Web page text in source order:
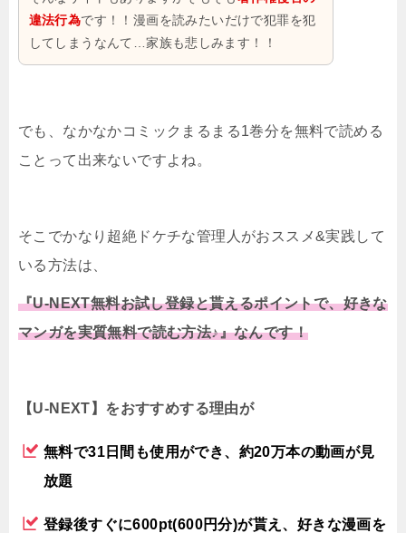
違法行為です！！漫画を読みたいだけで犯罪を犯
してしまうなんて…家族も悲しみます！！
でも、なかなかコミックまるまる1巻分を無料で読める
ことって出来ないですよね。
そこでかなり超絶ドケチな管理人がおススメ&実践して
いる方法は、
『U-NEXT無料お試し登録と貰えるポイントで、好きな
マンガを実質無料で読む方法♪』なんです！
【U-NEXT】をおすすめする理由が
無料で31日間も使用ができ、約20万本の動画が見
放題
登録後すぐに600pt(600円分)が貰え、好きな漫画を